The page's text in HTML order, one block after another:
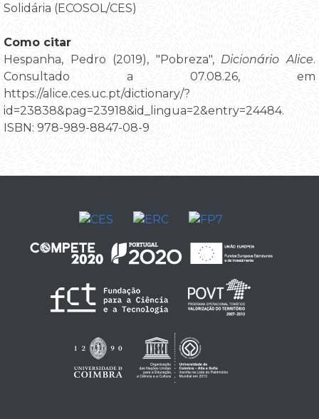
Solidária (ECOSOL/CES)
Como citar
Hespanha, Pedro (2019), "Pobreza", Dicionário Alice.
Consultado a 07.08.26, em
https://alice.ces.uc.pt/dictionary/?
id=23838&pag=23918&id_lingua=2&entry=24484.
ISBN: 978-989-8847-08-9